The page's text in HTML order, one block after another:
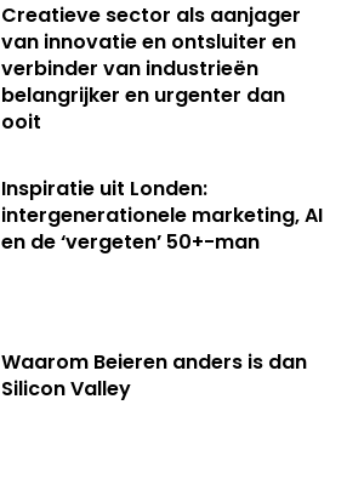
Creatieve sector als aanjager
van innovatie en ontsluiter en
verbinder van industrieën
belangrijker en urgenter dan
ooit
Inspiratie uit Londen:
intergenerationele marketing, AI
en de ‘vergeten’ 50+-man
Waarom Beieren anders is dan
Silicon Valley